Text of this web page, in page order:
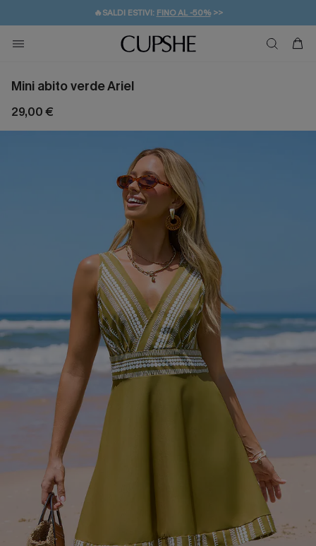
🔥SALDI ESTIVI: FINO AL -50%>>
🚚SPEDIZIONE GRATUITA DA 49€
💌REGALO PER I NUOVI: 20% DI SCONTO*
Mini abito verde Ariel
29,00 €